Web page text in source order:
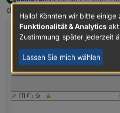
Offline zuletzt editiert von
das leist sich zumindest als
Hallo! Könnten wir bitte
Funktionalität & Analytics
Zustimmung später jederzeit
Lassen Sie mich wählen